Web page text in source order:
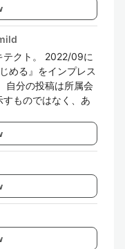
テクト。 2022/09に
める』をインプレス
自分の投稿は所属会
ものではなく、あ